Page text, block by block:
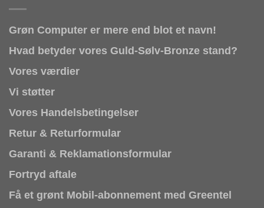
Grøn Computer er mere end blot et navn!
Hvad betyder vores Guld-Sølv-Bronze stand?
Vores værdier
Vi støtter
Vores Handelsbetingelser
Retur & Returformular
Garanti & Reklamationsformular
Fortryd aftale
Få et grønt Mobil-abonnement med Greentel